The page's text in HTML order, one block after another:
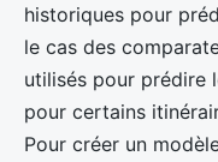
historiques pour
le cas des
utilisés pour prédire
pour certains
Pour créer un